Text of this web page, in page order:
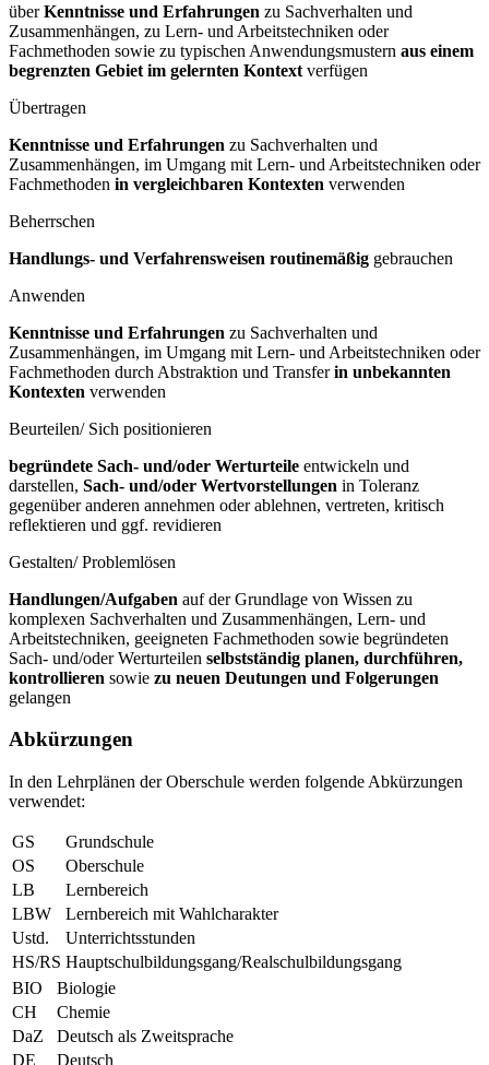
überKenntnisse und Erfahrungen zu Sachverhalten und
Zusammenhängen, zu Lern- und Arbeitstechniken oder
Fachmethoden sowie zu typischen Anwendungsmustern aus einem
begrenzten Gebiet im gelernten Kontext verfügen
Übertragen
Kenntnisse und Erfahrungen zu Sachverhalten und
Zusammenhängen, im Umgang mit Lern- und Arbeitstechniken oder
Fachmethoden in vergleichbaren Kontexten verwenden
Beherrschen
Handlungs- und Verfahrensweisen routinemäßig gebrauchen
Anwenden
Kenntnisse und Erfahrungen zu Sachverhalten und
Zusammenhängen, im Umgang mit Lern- und Arbeitstechniken oder
Fachmethoden durch Abstraktion und Transferin unbekannten
Kontexten verwenden
Beurteilen/ Sich positionieren
begründete Sach- und/oder Werturteile entwickeln und
darstellen, Sach- und/oder Wertvorstellungen in Toleranz
gegenüber anderen annehmen oder ablehnen, vertreten, kritisch
reflektieren und ggf. revidieren
Gestalten/ Problemlösen
Handlungen/Aufgaben auf der Grundlage von Wissen zu
komplexen Sachverhalten und Zusammenhängen, Lern- und
Arbeitstechniken, geeigneten Fachmethoden sowie begründeten
Sach- und/oder Werturteilen selbstständig planen, durchführen,
kontrollieren sowie zu neuen Deutungen und Folgerungen
gelangen
Abkürzungen
In den Lehrplänen der Oberschule werden folgende Abkürzungen
verwendet:
GS
Grundschule
OS
Oberschule
LB
Lernbereich
LBW
Lernbereich mit Wahlcharakter
Ustd.
Unterrichtsstunden
HS/RS Hauptschulbildungsgang/Realschulbildungsgang
BIO
Biologie
CH
Chemie
DaZ
Deutsch als Zweitsprache
DE
Deutsch